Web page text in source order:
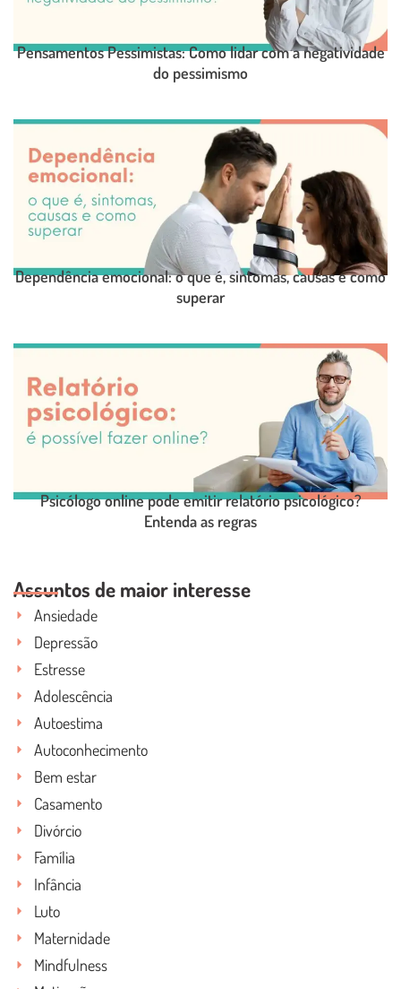
LEIA O POST COMPLETO
Pensamentos Pessimistas: Como lidar com a negatividade
do pessimismo
LEIA O POST COMPLETO
Dependência emocional: o que é, sintomas, causas e como
superar
Psicólogo online pode emitir relatório psicológico?
Entenda as regras
Assuntos de maior interesse
Ansiedade
Depressão
Estresse
Adolescência
Autoestima
Autoconhecimento
Bem estar
Casamento
Divórcio
Família
Infância
Luto
Maternidade
Mindfulness